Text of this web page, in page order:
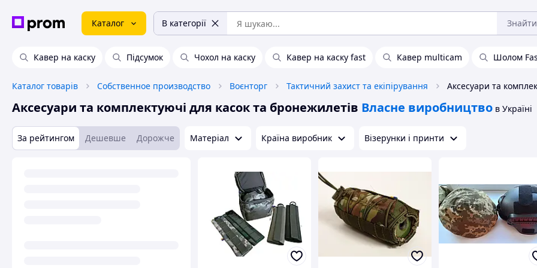
Каталог В категорії Знайти
Кавер на каску Підсумок Чохол на каску Кавер на каску fast Кавер multicam Шолом
Каталог товарів Собственное производство Воєнторг Тактичний захист та екіпірування
Аксесуари та комплектуючі для касок та бронежилетів Власне виробництво в Україні
За рейтингом Дешевше Дорожче Матеріал Країна виробник Візерунки і принти